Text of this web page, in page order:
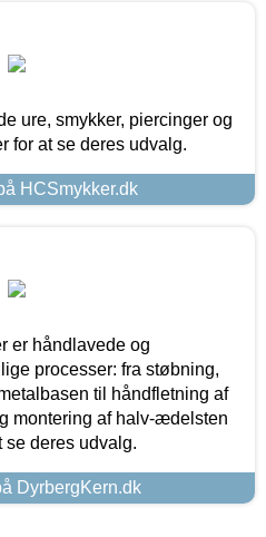
ure, smykker, piercinger og
for at se deres udvalg.
HCSmykker.dk
er håndlavede og
processer: fra støbning,
til håndfletning af
montering af halv-ædelsten
se deres udvalg.
DyrbergKern.dk